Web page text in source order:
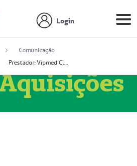
Login
Comunicação
Prestador: Vipmed Clínica Geral Ltda, 51004349-0 (Nome Fantasia: Policlínica Master)